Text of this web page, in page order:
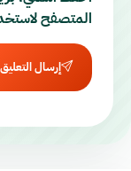
المتصفح
إرسال التعليق